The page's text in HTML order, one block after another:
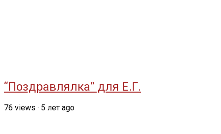
“Поздравлялка” для Е.Г.
76 views · 5 лет ago